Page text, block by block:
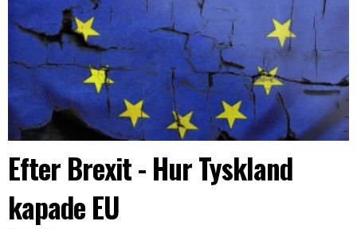
Efter Brexit - Hur Tyskland
kapade EU